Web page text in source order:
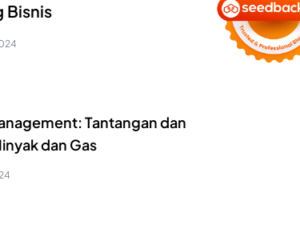
Bisnis
Tantangan dan
dan Gas